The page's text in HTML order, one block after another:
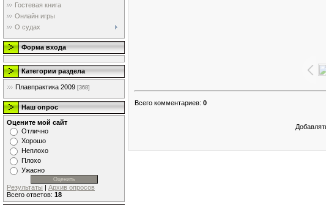
Гостевая книга
Онлайн игры
О судах
Форма входа
Категории раздела
Плавпрактика 2009 [368]
Наш опрос
Оцените мой сайт
Отлично
Хорошо
Неплохо
Плохо
Ужасно
Результаты | Архив опросов
Всего ответов: 18
Всего комментариев: 0